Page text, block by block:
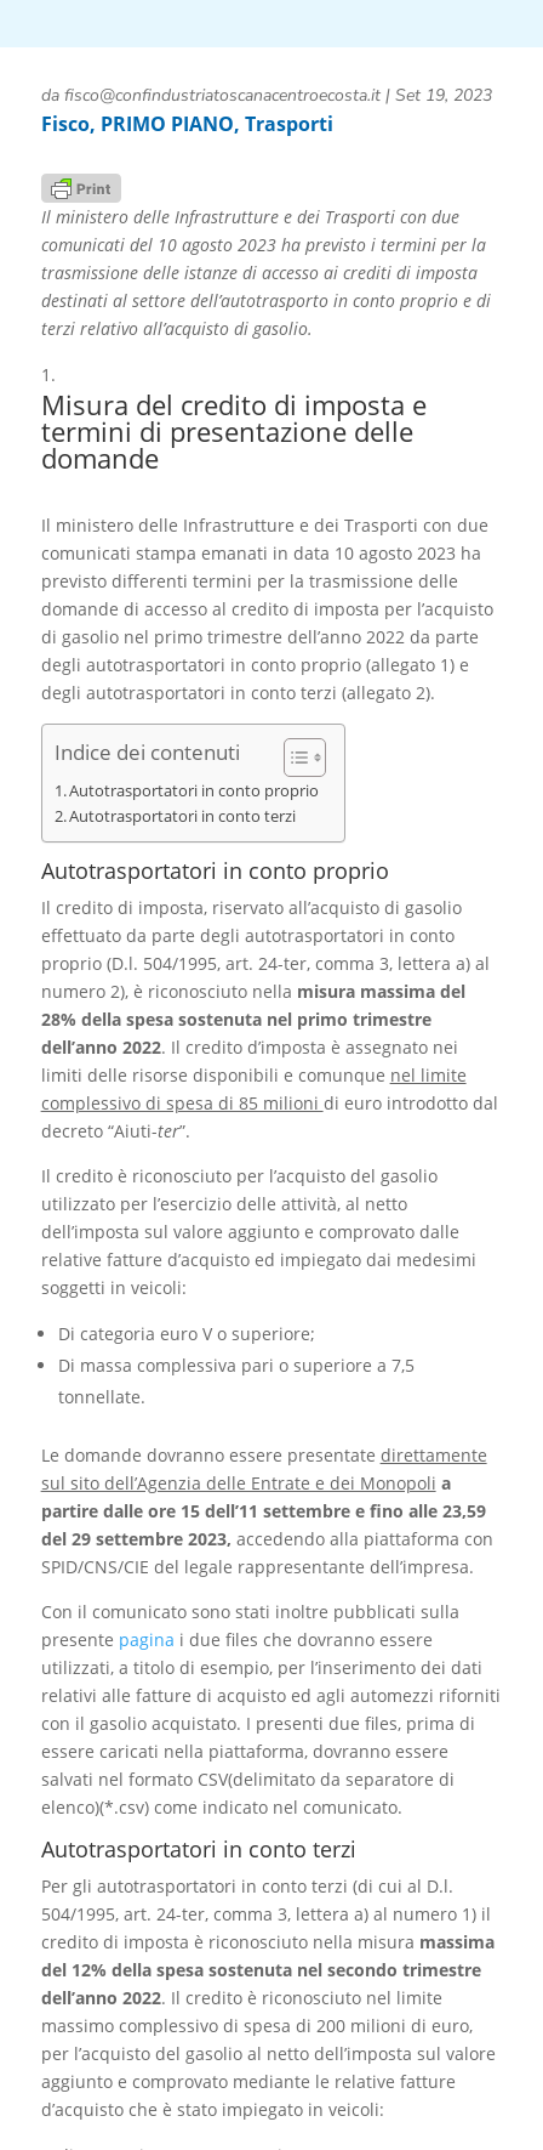
da fisco@confindustriatoscanacentroecosta.it| Set 19, 2023
Fisco, PRIMO PIANO, Trasporti
Il ministero delle Infrastrutture e dei Trasporti con due
comunicati del 10 agosto 2023 ha previsto i termini per la
trasmissione delle istanze di accesso ai crediti di imposta
destinati al settore dell’autotrasporto in conto proprio e di
terzi relativo all’acquisto di gasolio.
Misura del credito di imposta e
termini di presentazione delle
domande
Il ministero delle Infrastrutture e dei Trasporti con due
comunicati stampa emanati in data 10 agosto 2023 ha
previsto differenti termini per la trasmissione delle
domande di accesso al credito di imposta per l’acquisto
di gasolio nel primo trimestre dell’anno 2022 da parte
degli autotrasportatori in conto proprio (allegato 1) e
degli autotrasportatori in conto terzi (allegato 2).
Indice dei contenuti
Autotrasportatori in conto proprio
Autotrasportatori in conto terzi
Autotrasportatori in conto proprio
Il credito di imposta, riservato all’acquisto di gasolio
effettuato da parte degli autotrasportatori in conto
proprio (D.l. 504/1995, art. 24-ter, comma 3, lettera a) al
numero 2), è riconosciuto nella misura massima del
28% della spesa sostenuta nel primo trimestre
dell’anno 2022. Il credito d’imposta è assegnato nei
limiti delle risorse disponibili e comunque nel limite
complessivo di spesa di 85 milioni di euro introdotto dal
decreto “Aiuti-ter”.
Il credito è riconosciuto per l’acquisto del gasolio
utilizzato per l’esercizio delle attività, al netto
dell’imposta sul valore aggiunto e comprovato dalle
relative fatture d’acquisto ed impiegato dai medesimi
soggetti in veicoli:
Di categoria euro V o superiore;
Di massa complessiva pari o superiore a 7,5
tonnellate.
Le domande dovranno essere presentate direttamente
sul sito dell’Agenzia delle Entrate e dei Monopoli a
partire dalle ore 15 dell’11 settembre e fino alle 23,59
del 29 settembre 2023, accedendo alla piattaforma con
SPID/CNS/CIE del legale rappresentante dell’impresa.
Con il comunicato sono stati inoltre pubblicati sulla
presente pagina i due files che dovranno essere
utilizzati, a titolo di esempio, per l’inserimento dei dati
relativi alle fatture di acquisto ed agli automezzi riforniti
con il gasolio acquistato. I presenti due files, prima di
essere caricati nella piattaforma, dovranno essere
salvati nel formato CSV(delimitato da separatore di
elenco)(*.csv) come indicato nel comunicato.
Autotrasportatori in conto terzi
Per gli autotrasportatori in conto terzi (di cui al D.l.
504/1995, art. 24-ter, comma 3, lettera a) al numero 1) il
credito di imposta è riconosciuto nella misura massima
del 12% della spesa sostenuta nel secondo trimestre
dell’anno 2022. Il credito è riconosciuto nel limite
massimo complessivo di spesa di 200 milioni di euro,
per l’acquisto del gasolio al netto dell’imposta sul valore
aggiunto e comprovato mediante le relative fatture
d’acquisto che è stato impiegato in veicoli: